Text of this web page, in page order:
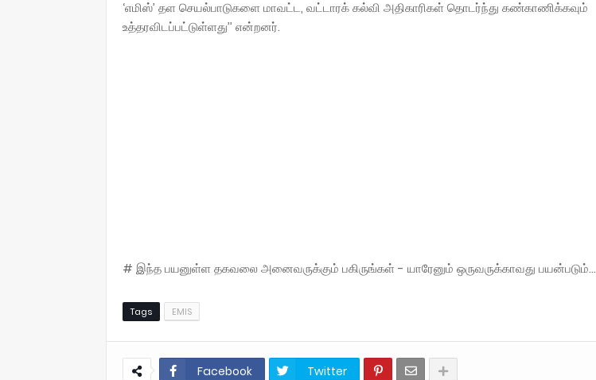
‘எமிஸ்’ தள செயல்பாடுகளை மாவட்ட, வட்டாரக் கல்வி அதிகாரிகள் தொடர்ந்து கண்காணிக்கவும்
உத்தரவிடப்பட்டுள்ளது’’ என்றனர்.
# இந்த பயனுள்ள தகவலை அனைவருக்கும் பகிருங்கள் - யாரேனும் ஒருவருக்காவது பயன்படும்...
Tags EMIS
Facebook Twitter